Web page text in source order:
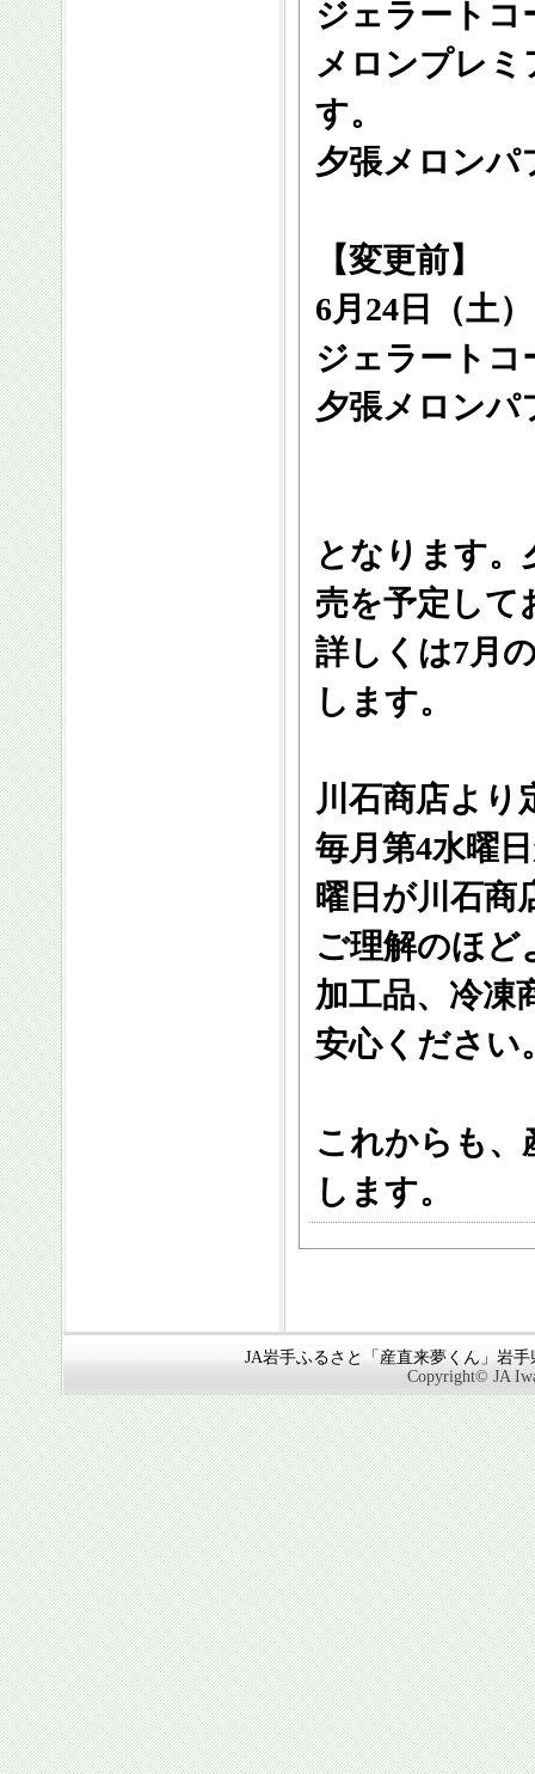
ジェラートコ
メロンプレ
す。
夕張メロンパ
【変更前】
6月24日（土
ジェラートコ
夕張メロンパ
となります。
売を予定して
詳しくは7月
します。
川石商店より
毎月第4水曜
曜日が川石商
ご理解のほ
加工品、冷凍
安心ください
これからも
します。
JA岩手ふるさと「産直来夢くん」岩
Copyright© JA